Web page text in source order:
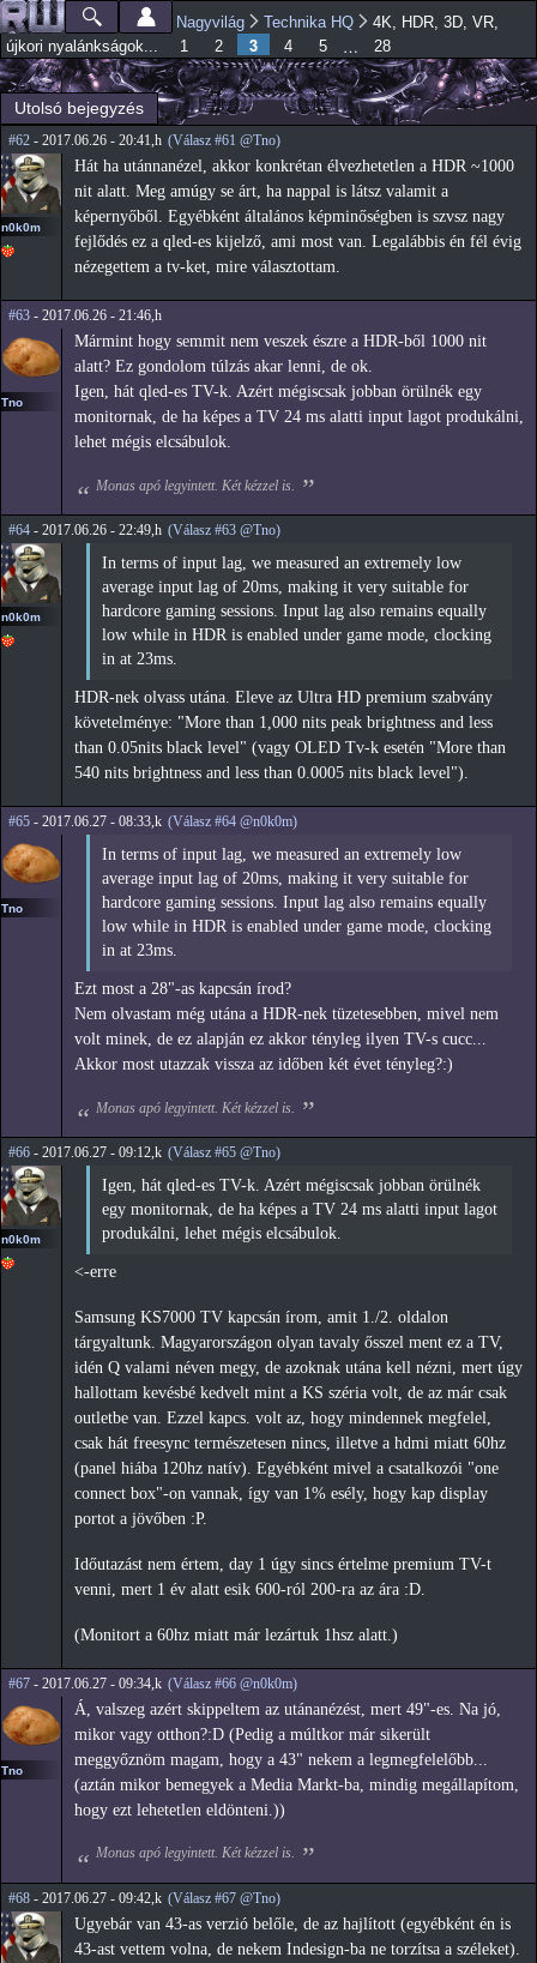
Ugrás a
tartalomra
Főmenü
Jelenlegi hely
Nagyvilág Technika HQ
4K, HDR, 3D, VR,
újkori nyalánkságok...
1 2 3 4 5 … 28
Utolsó bejegyzés
#62 - 2017.06.26 - 20:41,h (Válasz #61 @Tno)
n0k0m
Hát ha utánnanézel, akkor konkrétan élvezhetetlen a HDR ~1000
nit alatt. Meg amúgy se árt, ha nappal is látsz valamit a
képernyőből. Egyébként általános képminőségben is szvsz nagy
fejlődés ez a qled-es kijelző, ami most van. Legalábbis én fél évig
nézegettem a tv-ket, mire választottam.
#63 - 2017.06.26 - 21:46,h
Tno
Mármint hogy semmit nem veszek észre a HDR-ből 1000 nit
alatt? Ez gondolom túlzás akar lenni, de ok.
Igen, hát qled-es TV-k. Azért mégiscsak jobban örülnék egy
monitornak, de ha képes a TV 24 ms alatti input lagot produkálni,
lehet mégis elcsábulok.
Monas apó legyintett. Két kézzel is.
#64 - 2017.06.26 - 22:49,h (Válasz #63 @Tno)
n0k0m
In terms of input lag, we measured an extremely low
average input lag of 20ms, making it very suitable for
hardcore gaming sessions. Input lag also remains equally
low while in HDR is enabled under game mode, clocking
in at 23ms.
HDR-nek olvass utána. Eleve az Ultra HD premium szabvány
követelménye: "More than 1,000 nits peak brightness and less
than 0.05nits black level" (vagy OLED Tv-k esetén "More than
540 nits brightness and less than 0.0005 nits black level").
#65 - 2017.06.27 - 08:33,k (Válasz #64 @n0k0m)
Tno
In terms of input lag, we measured an extremely low
average input lag of 20ms, making it very suitable for
hardcore gaming sessions. Input lag also remains equally
low while in HDR is enabled under game mode, clocking
in at 23ms.
Ezt most a 28"-as kapcsán írod?
Nem olvastam még utána a HDR-nek tüzetesebben, mivel nem
volt minek, de ez alapján ez akkor tényleg ilyen TV-s cucc...
Akkor most utazzak vissza az időben két évet tényleg?:)
Monas apó legyintett. Két kézzel is.
#66 - 2017.06.27 - 09:12,k (Válasz #65 @Tno)
n0k0m
Igen, hát qled-es TV-k. Azért mégiscsak jobban örülnék
egy monitornak, de ha képes a TV 24 ms alatti input lagot
produkálni, lehet mégis elcsábulok.
<-erre
Samsung KS7000 TV kapcsán írom, amit 1./2. oldalon
tárgyaltunk. Magyarországon olyan tavaly ősszel ment ez a TV,
idén Q valami néven megy, de azoknak utána kell nézni, mert úgy
hallottam kevésbé kedvelt mint a KS széria volt, de az már csak
outletbe van. Ezzel kapcs. volt az, hogy mindennek megfelel,
csak hát freesync természetesen nincs, illetve a hdmi miatt 60hz
(panel hiába 120hz natív). Egyébként mivel a csatalkozói "one
connect box"-on vannak, így van 1% esély, hogy kap display
portot a jövőben :P.
Időutazást nem értem, day 1 úgy sincs értelme premium TV-t
venni, mert 1 év alatt esik 600-ról 200-ra az ára :D.
(Monitort a 60hz miatt már lezártuk 1hsz alatt.)
#67 - 2017.06.27 - 09:34,k (Válasz #66 @n0k0m)
Tno
Á, valszeg azért skippeltem az utánanézést, mert 49"-es. Na jó,
mikor vagy otthon?:D (Pedig a múltkor már sikerült
meggyőznöm magam, hogy a 43" nekem a legmegfelelőbb...
(aztán mikor bemegyek a Media Markt-ba, mindig megállapítom,
hogy ezt lehetetlen eldönteni.))
Monas apó legyintett. Két kézzel is.
#68 - 2017.06.27 - 09:42,k (Válasz #67 @Tno)
Ugyebár van 43-as verzió belőle, de az hajlított (egyébként én is
43-ast vettem volna, de nekem Indesign-ba ne torzítsa a széleket).